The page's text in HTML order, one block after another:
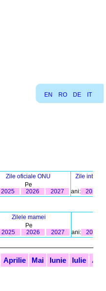
EN RO DE IT
Zile oficiale ONU
Zile
Pe
2025 2026 2027 ani: 2025
Zilele mamei
Pe
2025 2026 2027 ani: 2025
Aprilie Mai Iunie Iulie